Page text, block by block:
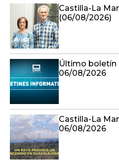
Castilla-La
(06/08/2026)
Último boletín
06/08/2026
Castilla-La
06/08/2026